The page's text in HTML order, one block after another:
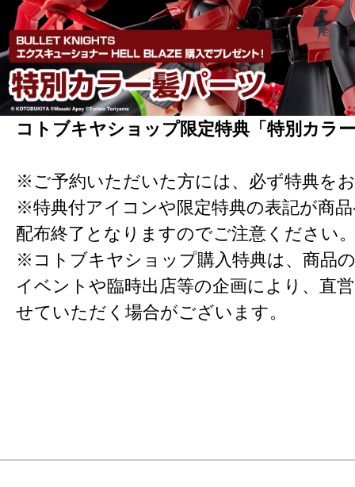
コトブキヤショップ限定特典「特別カラ
※ご予約いただいた方には、必ず特典を
※特典付アイコンや限定特典の表記が商
配布終了となりますのでご注意ください
※コトブキヤショップ購入特典は、商品
イベントや臨時出店等の企画により、直
せていただく場合がございます。